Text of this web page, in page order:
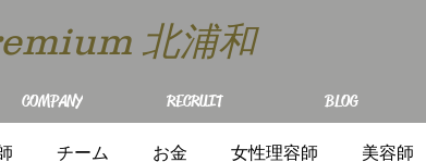
北浦和
COMPANY RECRUIT BLOG
チーム お金 女性理容師 美容師